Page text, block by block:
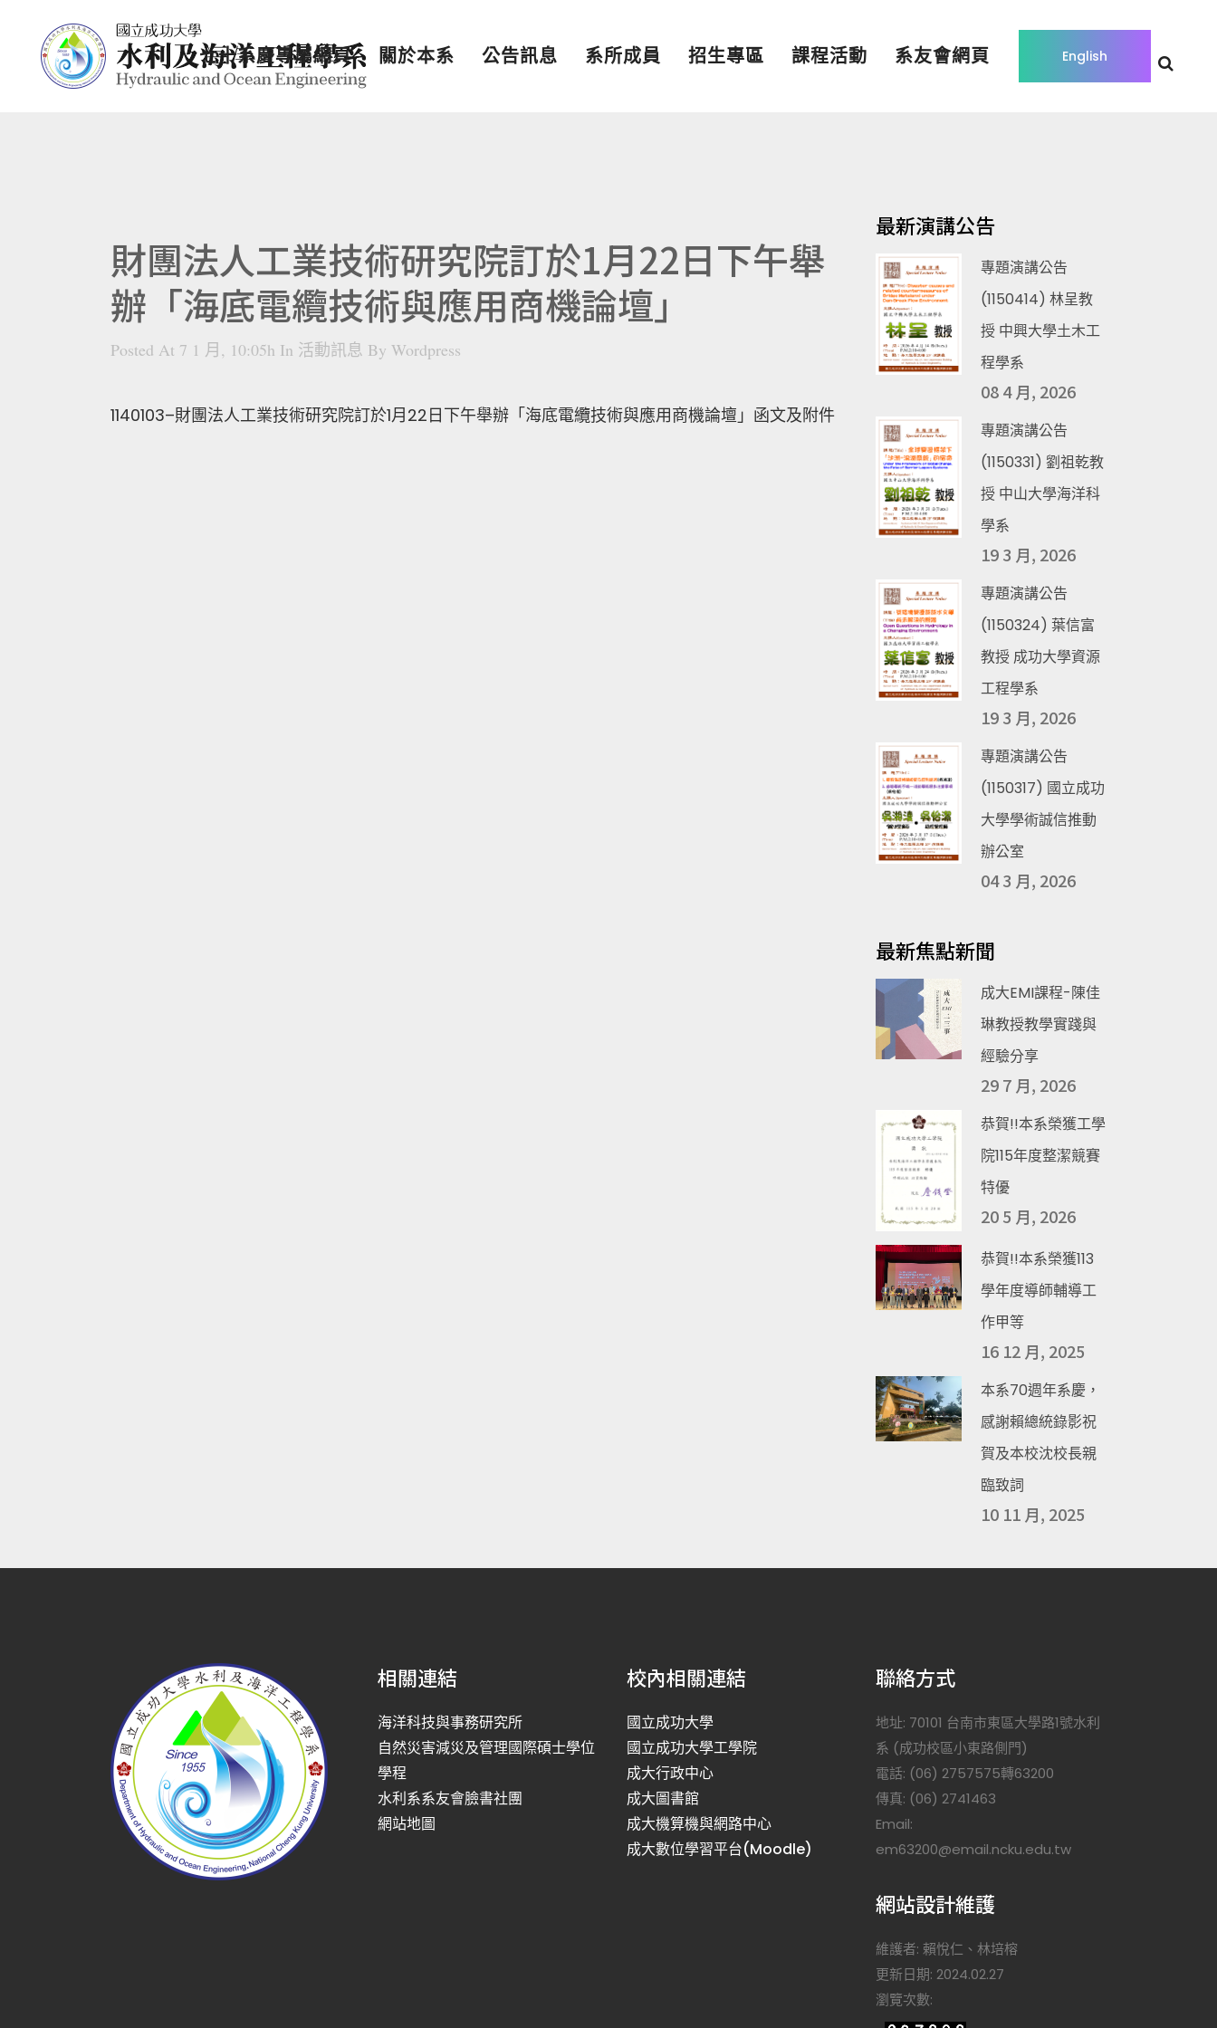
English
七十系慶專屬網頁 關於本系 公告訊息 系所成員 招生專區 課程活動 系友會網頁
財團法人工業技術研究院訂於1月22日下午舉
辦「海底電纜技術與應用商機論壇」
Posted At 7 1 月, 10:05h In 活動訊息 By Wordpress
1140103–財團法人工業技術研究院訂於1月22日下午舉辦「海底電纜技術與應用商機論壇」函文及附件
最新演講公告
專題演講公告
(1150414) 林呈教
授 中興大學土木工
程學系
08 4 月, 2026
專題演講公告
(1150331) 劉祖乾教
授 中山大學海洋科
學系
19 3 月, 2026
專題演講公告
(1150324) 葉信富
教授 成功大學資源
工程學系
19 3 月, 2026
專題演講公告
(1150317) 國立成功
大學學術誠信推動
辦公室
04 3 月, 2026
最新焦點新聞
成大EMI課程-陳佳
琳教授教學實踐與
經驗分享
29 7 月, 2026
恭賀!!本系榮獲工學
院115年度整潔競賽
特優
20 5 月, 2026
恭賀!!本系榮獲113
學年度導師輔導工
作甲等
16 12 月, 2025
本系70週年系慶，
感謝賴總統錄影祝
賀及本校沈校長親
臨致詞
10 11 月, 2025
相關連結
海洋科技與事務研究所
自然災害減災及管理國際碩士學位
學程
水利系系友會臉書社團
網站地圖
校內相關連結
國立成功大學
國立成功大學工學院
成大行政中心
成大圖書館
成大機算機與網路中心
成大數位學習平台(Moodle)
聯絡方式
地址: 70101 台南市東區大學路1號水利
系 (成功校區小東路側門)
電話: (06) 2757575轉63200
傳真: (06) 2741463
Email:
em63200@email.ncku.edu.tw
網站設計維護
維護者: 賴悅仁、林培榕
更新日期: 2024.02.27
瀏覽次數: